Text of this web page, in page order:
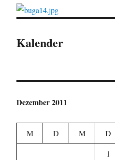
Kalender
Dezember 2011
M D M D
1